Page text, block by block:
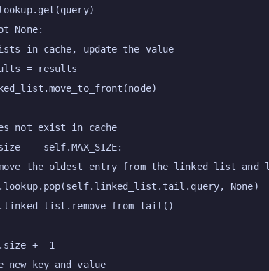
None:
in cache, update the value
= results
not exist in cache
== self.MAX_SIZE:
the oldest entry from the linked list and
.lookup.pop(self.linked_list.tail.query, None)
.linked_list.remove_from_tail()
.size += 1
new key and value